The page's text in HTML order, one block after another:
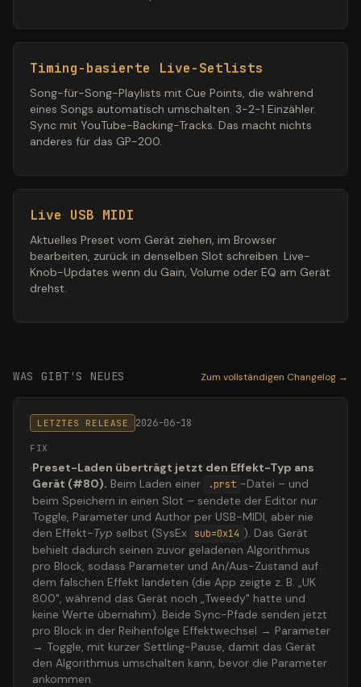
Timing-basierte Live-Setlists
Song-für-Song-Playlists mit Cue Points, die während
eines Songs automatisch umschalten. 3-2-1 Einzähler.
Sync mit YouTube-Backing-Tracks. Das macht nichts
anderes für das GP-200.
Live USB MIDI
Aktuelles Preset vom Gerät ziehen, im Browser
bearbeiten, zurück in denselben Slot schreiben. Live-
Knob-Updates wenn du Gain, Volume oder EQ am Gerät
drehst.
WAS GIBT'S NEUES Zum vollständigen Changelog →
LETZTES RELEASE 2026-06-18
FIX
·Preset-Laden überträgt jetzt den Effekt-Typ ans
Gerät (#80). Beim Laden einer .prst -Datei – und
beim Speichern in einen Slot – sendete der Editor nur
Toggle, Parameter und Author per USB-MIDI, aber nie
den Effekt-Typ selbst (SysEx sub=0x14 ). Das Gerät
behielt dadurch seinen zuvor geladenen Algorithmus
pro Block, sodass Parameter und An/Aus-Zustand auf
dem falschen Effekt landeten (die App zeigte z. B. „UK
800", während das Gerät noch „Tweedy" hatte und
keine Werte übernahm). Beide Sync-Pfade senden jetzt
pro Block in der Reihenfolge Effektwechsel → Parameter
→ Toggle, mit kurzer Settling-Pause, damit das Gerät
den Algorithmus umschalten kann, bevor die Parameter
ankommen.